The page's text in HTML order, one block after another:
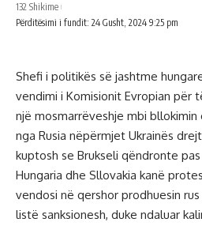
Përditësimi i fundit: 24 Gusht, 2024 9:25 pm
132 Shikime
Shefi i politikës së jashtme
vendimi i Komisionit Evropian për
një mosmarrëveshje mbi
nga Rusia nëpërmjet Ukrainës
kuptosh se Brukseli qëndronte
Hungaria dhe Sllovakia kanë
vendosi në qershor prodhuesin
listë sanksionesh, duke ndaluar